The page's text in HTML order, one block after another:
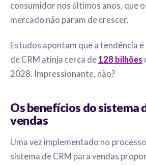
consumidor nos últimos anos, que
mercado não param de crescer.
Estudos apontam que a tendência
de CRM atinja cerca de 128 bilhões
2028. Impressionante, não?
Os benefícios do sistema
vendas
Uma vez implementado no
sistema de CRM para vendas